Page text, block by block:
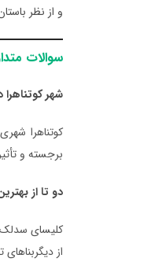
و از نظر
سوالات
شهر کوتناهرا
برجسته و
دو تا از
کلیسای سدلک
از دیگربناهای